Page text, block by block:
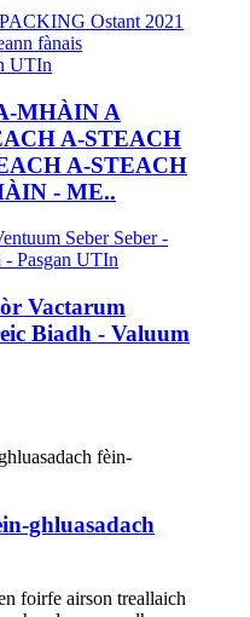
MHÀIN A
A-STEACH
A-STEACH
- ME..
Vactarum
Biadh - Valuum
ghluasadach
foirfe airson treallaich